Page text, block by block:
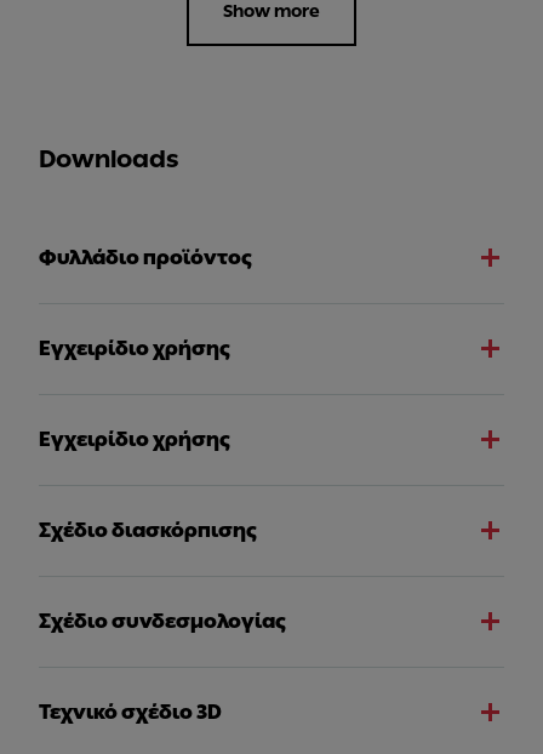
Show more
Downloads
Φυλλάδιο προϊόντος
Εγχειρίδιο χρήσης
Εγχειρίδιο χρήσης
Σχέδιο διασκόρπισης
Σχέδιο συνδεσμολογίας
Τεχνικό σχέδιο 3D